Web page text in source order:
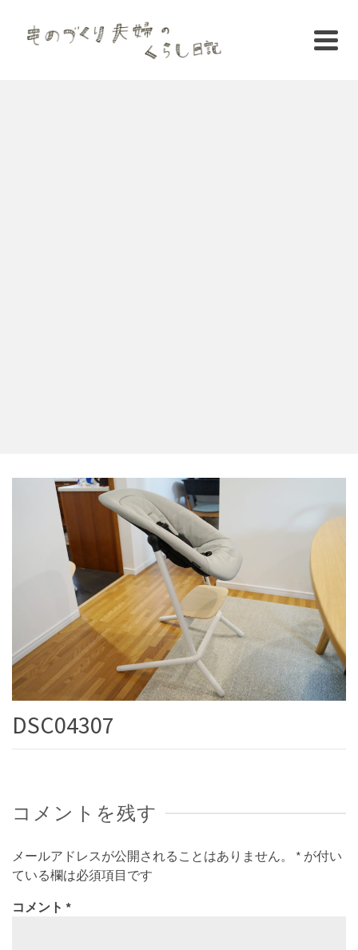
DSC04307
コメントを残す
メールアドレスが公開されることはありません。 * が付い
ている欄は必須項目です
コメント *